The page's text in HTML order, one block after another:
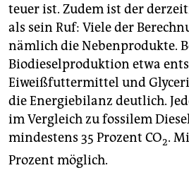
teuer ist. Zudem ist der
als sein Ruf: Viele der
nämlich die Nebenprodukte.
Biodieselproduktion etwa
Eiweißfuttermittel und
die Energiebilanz deutlich.
im Vergleich zu fossilem
mindestens 35 Prozent CO2.
Prozent möglich.